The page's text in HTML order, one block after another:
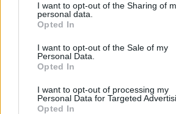
I want to opt-out of the Sharing of
personal data.
Opted In
I want to opt-out of the Sale of my
Personal Data.
Opted In
I want to opt-out of processing my
Personal Data for Targeted
Opted In
kütyü és immár e-autó
KAPCSOLÓDÓ CIKKEK TÖBB A